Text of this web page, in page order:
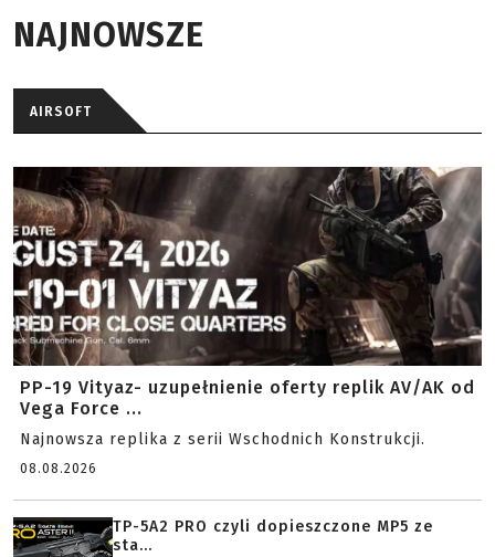
NAJNOWSZE
AIRSOFT
PP-19 Vityaz- uzupełnienie oferty replik AV/AK od
Vega Force ...
Najnowsza replika z serii Wschodnich Konstrukcji.
08.08.2026
TP-5A2 PRO czyli dopieszczone MP5 ze
sta...